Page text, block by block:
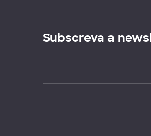
Subscreva a